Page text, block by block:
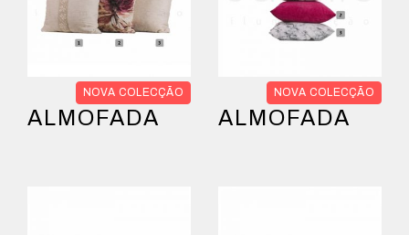
NOVA COLECÇÃO
ALMOFADA
NOVA COLECÇÃO
ALMOFADA